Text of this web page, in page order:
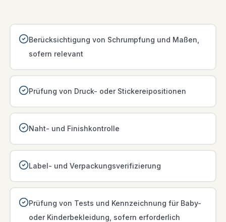
Berücksichtigung von Schrumpfung und Maßen,
sofern relevant
Prüfung von Druck- oder Stickereipositionen
Naht- und Finishkontrolle
Label- und Verpackungsverifizierung
Prüfung von Tests und Kennzeichnung für Baby-
oder Kinderbekleidung, sofern erforderlich